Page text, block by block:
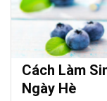
Cách Làm
Ngày Hè